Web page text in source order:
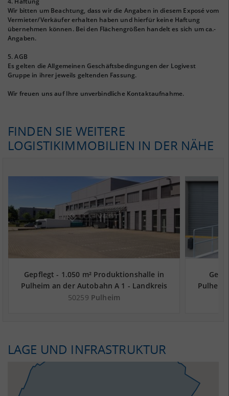
Wir bitten um Beachtung, dass wir die Angaben in diesem Exposé vom
Vermieter/Verkäufer erhalten haben und hierfür keine Haftung
übernehmen können. Bei den Flächengrößen handelt es sich um ca.-
Angaben.
5. AGB
Es gelten die Allgemeinen Geschäftsbedingungen der Logivest
Gruppe in ihrer jeweils geltenden Fassung.
Wir freuen uns auf Ihre unverbindliche Kontaktaufnahme.
FINDEN SIE WEITERE
LOGISTIKIMMOBILIEN IN DER NÄHE
Gepflegt - 1.050 m² Produktionshalle in
Pulheim an der Autobahn A 1 - Landkreis
Rhein-Erft-Kreis
50259 Pulheim
LAGE UND INFRASTRUKTUR